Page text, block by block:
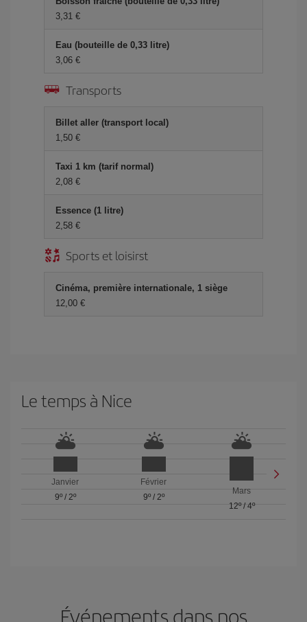
3,31 €
Eau (bouteille de 0,33 litre)
3,06 €
Transports
Billet aller (transport local)
1,50 €
Taxi 1 km (tarif normal)
2,08 €
Essence (1 litre)
2,58 €
Sports et loisirst
Cinéma, première internationale, 1 siège
12,00 €
Le temps à Nice
Janvier
9º/ 2º
Février
9º/ 2º
Mars
12º/ 4º
Événements dans nos